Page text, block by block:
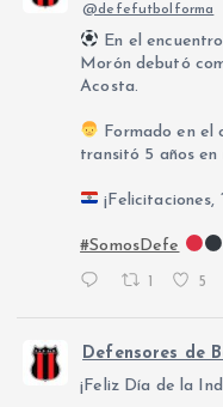
@defefutbolforma
En el
Morón debutó
Acosta.
Formado en el
transitó 5 años en
¡Felicitaciones,
#SomosDefe
1 5
Defensores de
¡Feliz Día de la